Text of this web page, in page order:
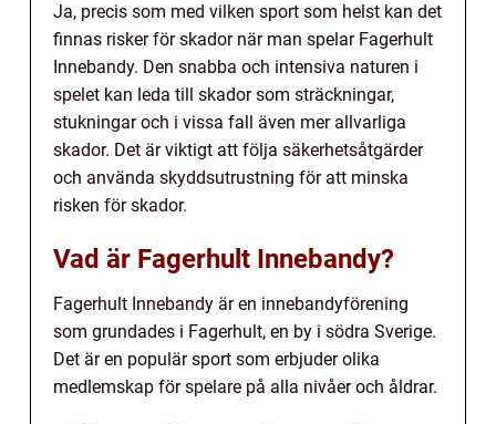
Ja, precis som med vilken sport som helst kan det
finnas risker för skador när man spelar Fagerhult
Innebandy. Den snabba och intensiva naturen i
spelet kan leda till skador som sträckningar,
stukningar och i vissa fall även mer allvarliga
skador. Det är viktigt att följa säkerhetsåtgärder
och använda skyddsutrustning för att minska
risken för skador.
Vad är Fagerhult Innebandy?
Fagerhult Innebandy är en innebandyförening
som grundades i Fagerhult, en by i södra Sverige.
Det är en populär sport som erbjuder olika
medlemskap för spelare på alla nivåer och åldrar.